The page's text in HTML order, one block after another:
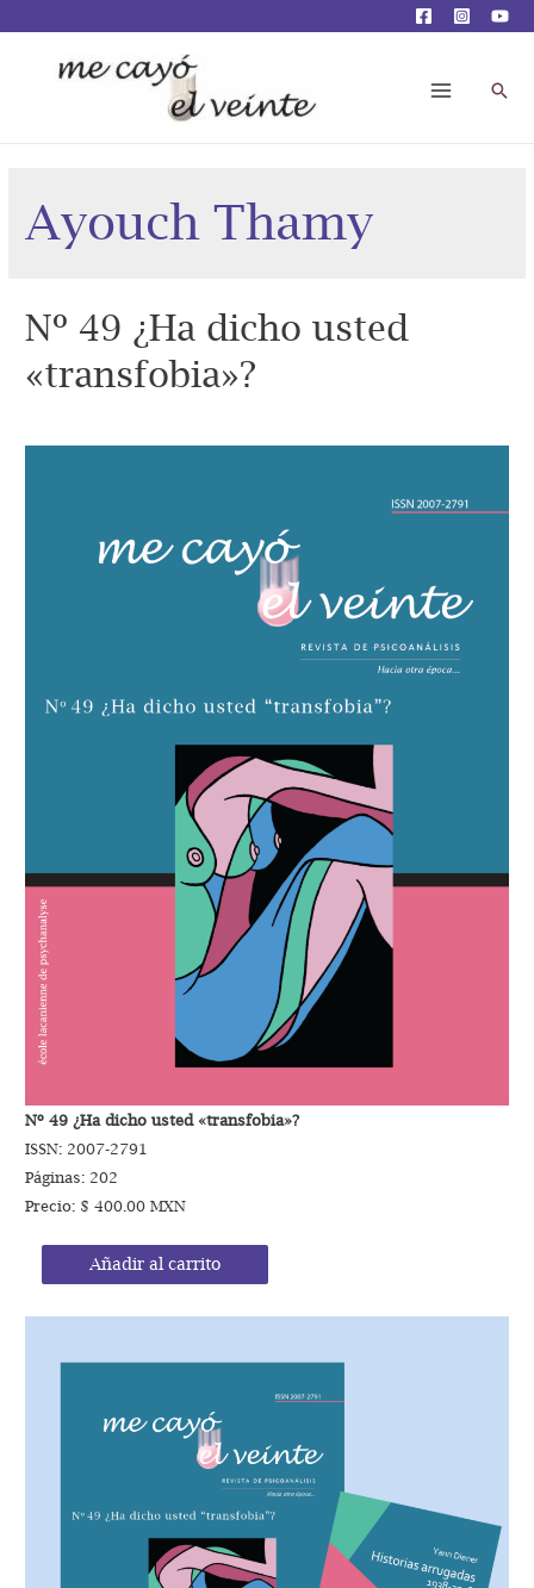
Ayouch Thamy
Nº 49 ¿Ha dicho usted
«transfobia»?
Nº 49 ¿Ha dicho usted «transfobia»?
ISSN: 2007-2791
Páginas: 202
Precio: $ 400.00 MXN
Añadir al carrito